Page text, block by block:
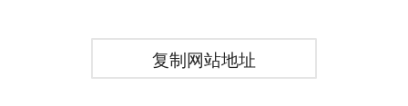
复制网站地址